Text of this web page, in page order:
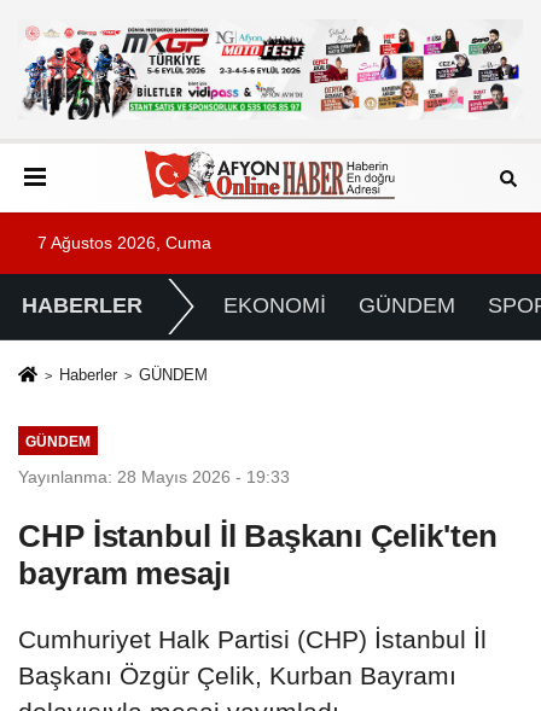
7 Ağustos 2026, Cuma
HABERLER EKONOMİ GÜNDEM
Haberler GÜNDEM
GÜNDEM
Yayınlanma: 28 Mayıs 2026 - 19:33
CHP İstanbul İl Başkanı Çelik'ten
bayram mesajı
Cumhuriyet Halk Partisi (CHP) İstanbul İl
Başkanı Özgür Çelik, Kurban Bayramı